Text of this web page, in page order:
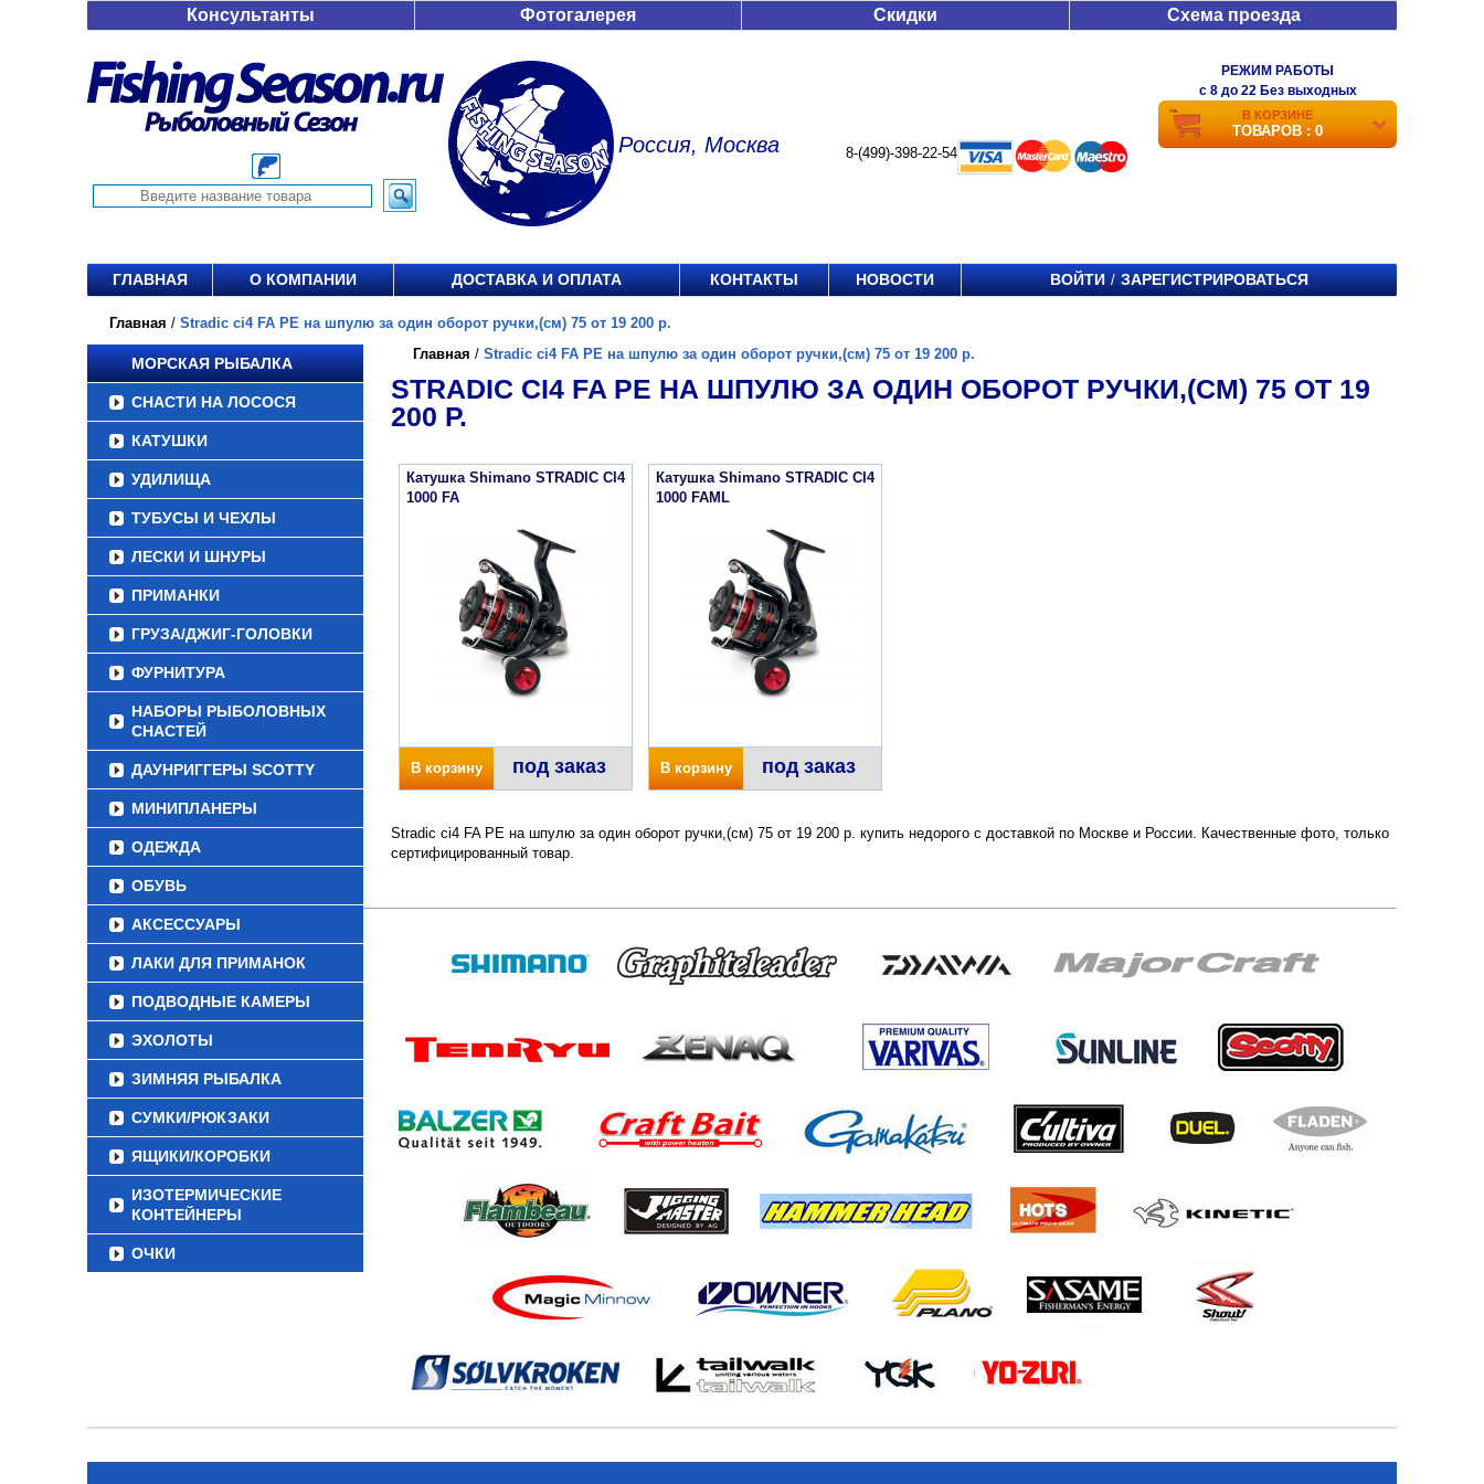
Консультанты Фотогалерея Скидки Схема проезда
Россия, Москва 8-(499)-398-22-54
РЕЖИМ РАБОТЫ
c 8 до 22 Без выходных
В КОРЗИНЕ
ТОВАРОВ : 0
ГЛАВНАЯ О КОМПАНИИ ДОСТАВКА И ОПЛАТА КОНТАКТЫ НОВОСТИ ВОЙТИ / ЗАРЕГИСТРИРОВАТЬСЯ
Главная / Stradic ci4 FA PE на шпулю за один оборот ручки,(см) 75 от 19 200 р.
МОРСКАЯ РЫБАЛКА
СНАСТИ НА ЛОСОСЯ
КАТУШКИ
УДИЛИЩА
ТУБУСЫ И ЧЕХЛЫ
ЛЕСКИ И ШНУРЫ
ПРИМАНКИ
ГРУЗА/ДЖИГ-ГОЛОВКИ
ФУРНИТУРА
НАБОРЫ РЫБОЛОВНЫХ
СНАСТЕЙ
ДАУНРИГГЕРЫ SCOTTY
МИНИПЛАНЕРЫ
ОДЕЖДА
ОБУВЬ
АКСЕССУАРЫ
ЛАКИ ДЛЯ ПРИМАНОК
ПОДВОДНЫЕ КАМЕРЫ
ЭХОЛОТЫ
ЗИМНЯЯ РЫБАЛКА
СУМКИ/РЮКЗАКИ
ЯЩИКИ/КОРОБКИ
ИЗОТЕРМИЧЕСКИЕ
КОНТЕЙНЕРЫ
ОЧКИ
Главная / Stradic ci4 FA PE на шпулю за один оборот ручки,(см) 75 от 19 200 р.
STRADIC CI4 FA PE НА ШПУЛЮ ЗА ОДИН ОБОРОТ РУЧКИ,(СМ) 75 ОТ 19
200 Р.
Катушка Shimano STRADIC CI4
1000 FA
В корзину под заказ
Катушка Shimano STRADIC CI4
1000 FAML
В корзину под заказ
Stradic ci4 FA PE на шпулю за один оборот ручки,(см) 75 от 19 200 р. купить недорого с доставкой по Москве и России. Качественные фото, только
сертифицированный товар.